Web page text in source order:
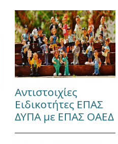
Αντιστοιχίες
Ειδικοτήτες ΕΠΑΣ
ΔΥΠΑ με ΕΠΑΣ ΟΑΕΔ